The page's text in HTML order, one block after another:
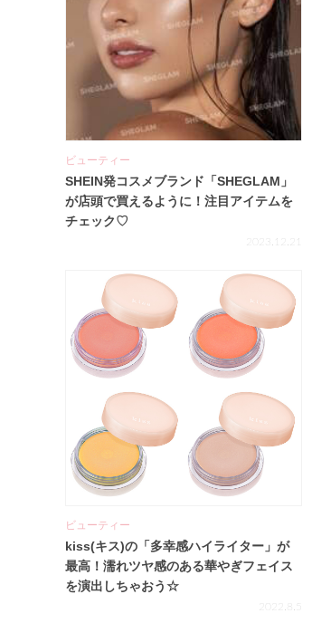
ビューティー
SHEIN発コスメブランド「SHEGLAM」
が店頭で買えるように！注目アイテムを
チェック♡
2023.12.21
ビューティー
kiss(キス)の「多幸感ハイライター」が
最高！濡れツヤ感のある華やぎフェイス
を演出しちゃおう☆
2022.8.5